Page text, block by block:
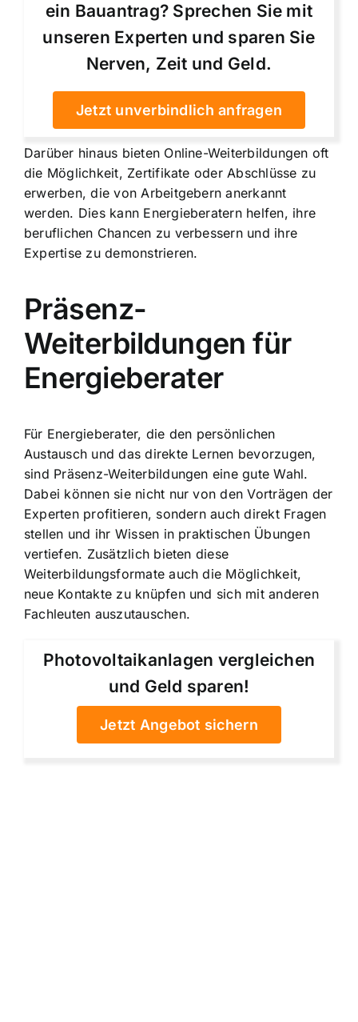
ein Bauantrag? Sprechen Sie mit
unseren Experten und sparen Sie
Nerven, Zeit und Geld.
Jetzt unverbindlich anfragen
Darüber hinaus bieten Online-Weiterbildungen oft
die Möglichkeit, Zertifikate oder Abschlüsse zu
erwerben, die von Arbeitgebern anerkannt
werden. Dies kann Energieberatern helfen, ihre
beruflichen Chancen zu verbessern und ihre
Expertise zu demonstrieren.
Präsenz-
Weiterbildungen für
Energieberater
Für Energieberater, die den persönlichen
Austausch und das direkte Lernen bevorzugen,
sind Präsenz-Weiterbildungen eine gute Wahl.
Dabei können sie nicht nur von den Vorträgen der
Experten profitieren, sondern auch direkt Fragen
stellen und ihr Wissen in praktischen Übungen
vertiefen. Zusätzlich bieten diese
Weiterbildungsformate auch die Möglichkeit,
neue Kontakte zu knüpfen und sich mit anderen
Fachleuten auszutauschen.
Photovoltaikanlagen vergleichen
und Geld sparen!
Jetzt Angebot sichern